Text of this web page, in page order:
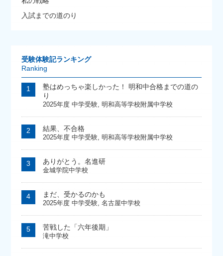
入試までの道のり
受験体験記ランキング
Ranking
塾はめっちゃ楽しかった！ 明和中合格までの道の
り
2025年度 中学受験, 明和高等学校附属中学校
結果、不合格
2025年度 中学受験, 明和高等学校附属中学校
ありがとう。名進研
金城学院中学校
まだ、受かるのかも
2025年度 中学受験, 名古屋中学校
苦戦した「六年後期」
滝中学校